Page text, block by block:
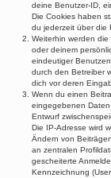
deine Benutzer-ID,
Die Cookies haben
du jederzeit über die
Weiterhin werden
oder deinem
eindeutiger
durch den Betreiber
dich vor deren
Wenn du einen
eingegebenen
Entwurf
Die IP-Adresse wird
Ändern von
an zentralen
gescheiterte
Kennzeichnung